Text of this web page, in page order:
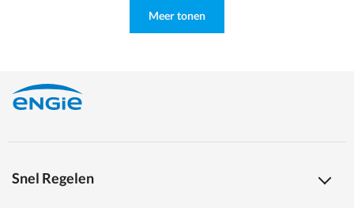
Meer tonen
Snel Regelen